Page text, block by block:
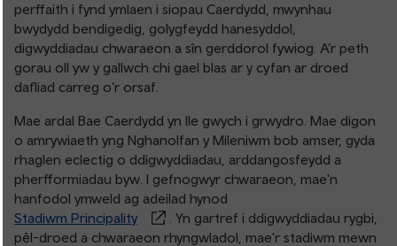
perffaith i fynd ymlaen i siopau Caerdydd, mwynhau
bwydydd bendigedig, golygfeydd hanesyddol,
digwyddiadau chwaraeon a sîn gerddorol fywiog. A’r peth
gorau oll yw y gallwch chi gael blas ar y cyfan ar droed
dafliad carreg o’r orsaf.
Mae ardal Bae Caerdydd yn lle gwych i grwydro. Mae digon
o amrywiaeth yng Nghanolfan y Mileniwm bob amser, gyda
rhaglen eclectig o ddigwyddiadau, arddangosfeydd a
pherfformiadau byw. I gefnogwyr chwaraeon, mae'n
hanfodol ymweld ag adeilad hynod
Stadiwm Principality
. Yn gartref i ddigwyddiadau rygbi,
pêl-droed a chwaraeon rhyngwladol, mae'r stadiwm mewn